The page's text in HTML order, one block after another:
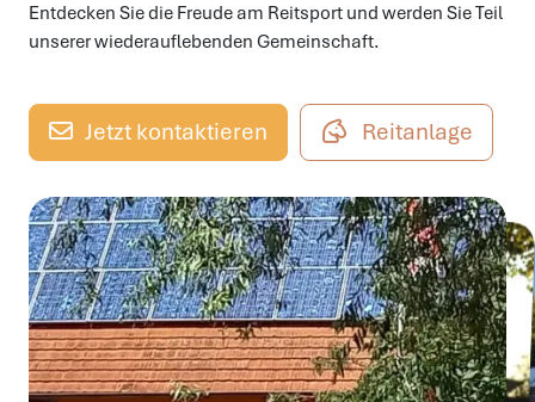
Entdecken Sie die Freude am Reitsport und werden Sie Teil
unserer wiederauflebenden Gemeinschaft.
Jetzt kontaktieren Reitanlage